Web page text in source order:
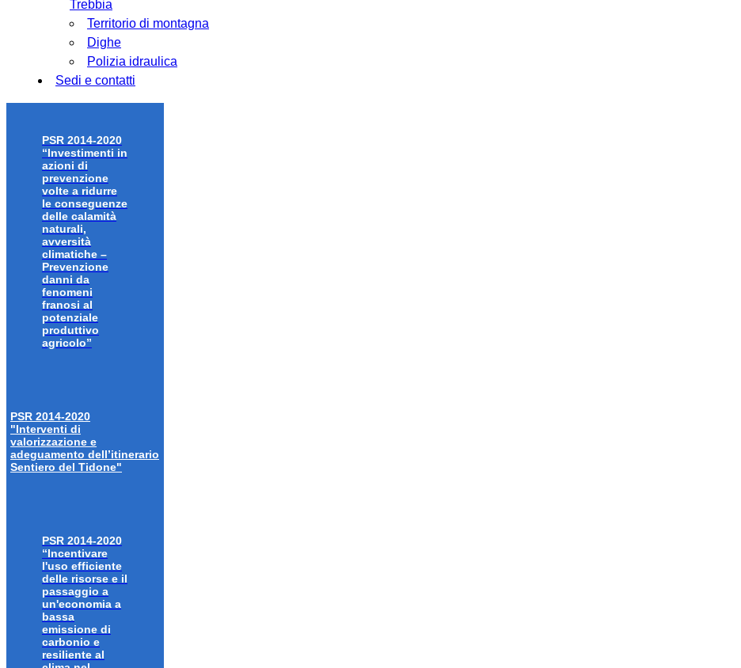
Trebbia
Territorio di montagna
Dighe
Polizia idraulica
Sedi e contatti
PSR 2014-2020
“Investimenti in
azioni di
prevenzione
volte a ridurre
le conseguenze
delle calamità
naturali,
avversità
climatiche –
Prevenzione
danni da
fenomeni
franosi al
potenziale
produttivo
agricolo”
PSR 2014-2020
"Interventi di
valorizzazione e
adeguamento dell’itinerario
Sentiero del Tidone"
PSR 2014-2020
“Incentivare
l'uso efficiente
delle risorse e il
passaggio a
un'economia a
bassa
emissione di
carbonio e
resiliente al